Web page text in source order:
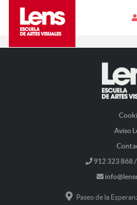
Aviso
912 323 868
Paseo de la